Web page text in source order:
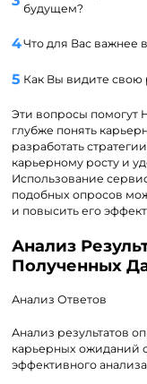
будущем?
Что для Вас важнее
Как Вы видите свою
Эти вопросы помогут
глубже понять
разработать
карьерному росту и
Использование
подобных опросов
и повысить его
Анализ
Полученных
Анализ Ответов
Анализ результатов
карьерных ожиданий
эффективного